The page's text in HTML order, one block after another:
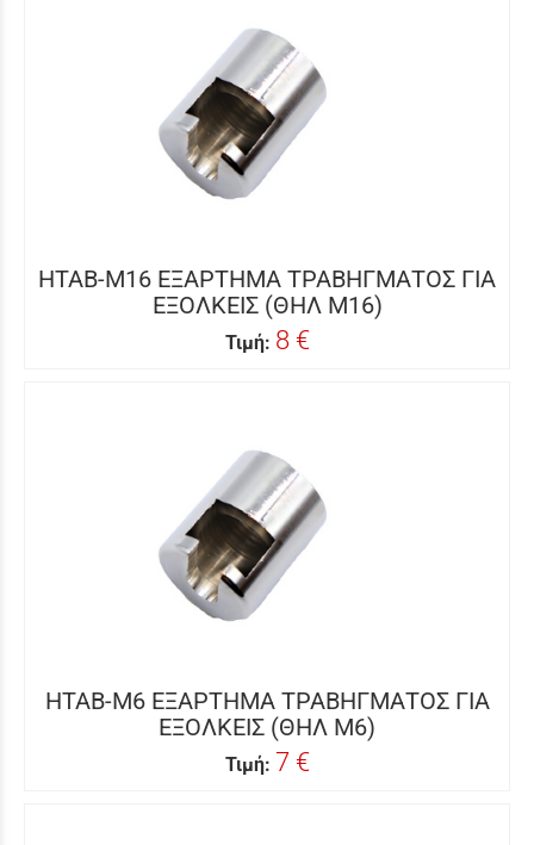
HTAB-M16 ΕΞΑΡΤΗΜΑ ΤΡΑΒΗΓΜΑΤΟΣ ΓΙΑ
ΕΞΟΛΚΕΙΣ (ΘΗΛ M16)
Τιμή: 8 €
HTAB-M6 ΕΞΑΡΤΗΜΑ ΤΡΑΒΗΓΜΑΤΟΣ ΓΙΑ
ΕΞΟΛΚΕΙΣ (ΘΗΛ Μ6)
Τιμή: 7 €